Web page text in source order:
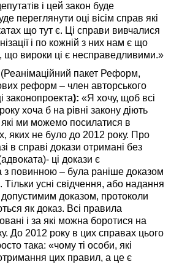
і цей закон буде
переглянути оці вісім справ які
що тут є. Ці справи вивчалися
і по кожній з них нам є що
що вироки ці є несправедливими.»
(Реанімаційний пакет Реформ,
реформ – член авторського
законопроекта): «Я хочу, щоб всі
хоча б на рівні закону діють
ми можемо посилатися в
яких не було до 2012 року. Про
в справі докази отримані без
ці докази є
повинною – була раніше доказом
усні свідчення, або надання
допустимим доказом, протоколи
як доказ. Всі правила
і за які можна боротися на
До 2012 року в цих справах цього
така: «чому ті особи, які
цих правил, а це є